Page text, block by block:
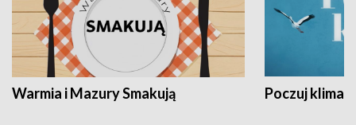
Warmia i Mazury Smakują Poczuj klimat